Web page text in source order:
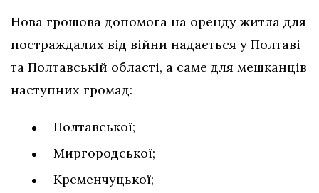
Нова грошова допомога на оренду житла для
постраждалих від війни надається у Полтаві
та Полтавській області, а саме для мешканців
наступних громад:
Полтавської;
Миргородської;
Кременчуцької;